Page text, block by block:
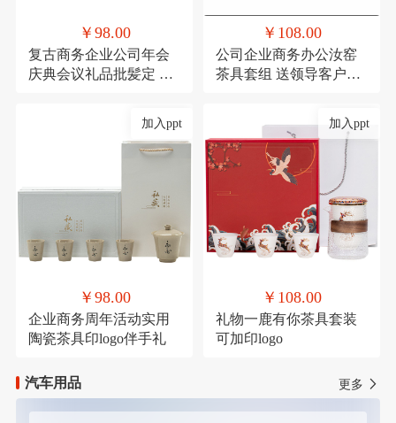
￥98.00
复古商务企业公司年会
庆典会议礼品批髪定 制
￥108.00
公司企业商务办公汝窑
茶具套组 送领导客户实
加入ppt
￥98.00
企业商务周年活动实用
陶瓷茶具印logo伴手礼
加入ppt
￥108.00
礼物一鹿有你茶具套装
可加印logo
汽车用品 更多